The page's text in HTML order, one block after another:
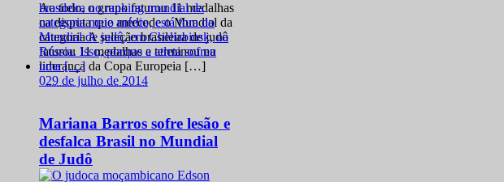
Ao todo, o grupo faturou 11 medalhas
na disputa que antecede o Mundial da
categoria A seleção brasileira de judô
faturou 11 medalhas e terminou na
liderança da Copa Europeia […]
029 de julho de 2014
Mariana Barros sofre lesão e
desfalca Brasil no Mundial
de Judô